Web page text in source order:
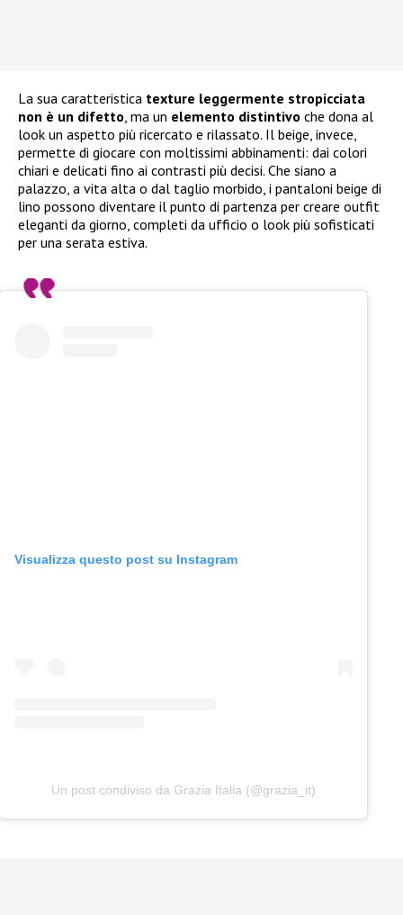
La sua caratteristica texture leggermente stropicciata
non è un difetto, ma un elemento distintivo che dona al
look un aspetto più ricercato e rilassato. Il beige, invece,
permette di giocare con moltissimi abbinamenti: dai colori
chiari e delicati fino ai contrasti più decisi. Che siano a
palazzo, a vita alta o dal taglio morbido, i pantaloni beige di
lino possono diventare il punto di partenza per creare outfit
eleganti da giorno, completi da ufficio o look più sofisticati
per una serata estiva.
Visualizza questo post su Instagram
Un post condiviso da Grazia Italia (@grazia_it)